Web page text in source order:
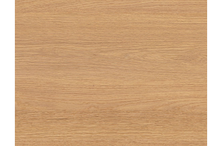
OAKA
NATUREL
20X180 20X120